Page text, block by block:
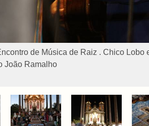
de Música de Raiz . Chico Lobo
João Ramalho